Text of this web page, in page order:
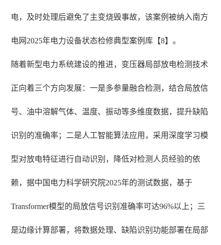
电，及时处理后避免了主变烧毁事故，该案例被纳入南方
电网2025年电力设备状态检修典型案例库【8】。
随着新型电力系统建设的推进，变压器局部放电检测技术
正向着三个方向发展：一是多参量融合检测，结合局放信
号、油中溶解气体、温度、振动等多维度数据，提升缺陷
识别的准确率；二是人工智能算法应用，采用深度学习模
型对放电特征进行自动识别，降低对检测人员经验的依
赖，据中国电力科学研究院2025年的测试数据，基于
Transformer模型的局放信号识别准确率可达96%以上；三
是边缘计算部署，将数据处理、缺陷识别功能部署在局部